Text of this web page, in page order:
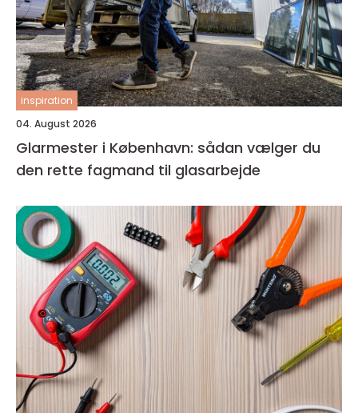
inspiration
04. August 2026
Glarmester i København: sådan vælger du
den rette fagmand til glasarbejde